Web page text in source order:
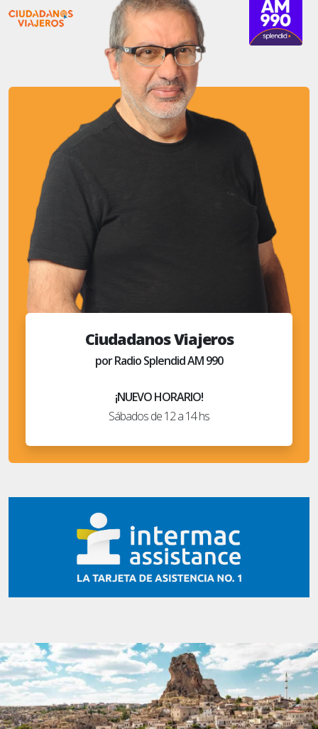
Ciudadanos Viajeros
por Radio Splendid AM 990
¡NUEVO HORARIO!
Sábados de 12 a 14 hs